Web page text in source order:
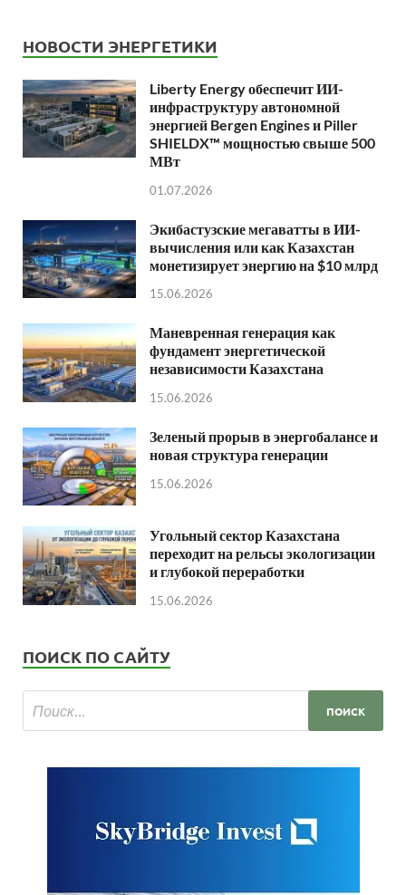
НОВОСТИ ЭНЕРГЕТИКИ
Liberty Energy обеспечит ИИ-
инфраструктуру автономной
энергией Bergen Engines и Piller
SHIELDX™ мощностью свыше 500
МВт
01.07.2026
Экибастузские мегаватты в ИИ-
вычисления или как Казахстан
монетизирует энергию на $10 млрд
15.06.2026
Маневренная генерация как
фундамент энергетической
независимости Казахстана
15.06.2026
Зеленый прорыв в энергобалансе и
новая структура генерации
15.06.2026
Угольный сектор Казахстана
переходит на рельсы экологизации
и глубокой переработки
15.06.2026
ПОИСК ПО САЙТУ